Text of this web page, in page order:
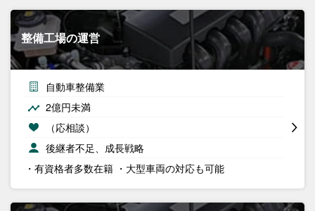
整備工場の運営
自動車整備業
2億円未満
（応相談）
後継者不足、成長戦略
・有資格者多数在籍 ・大型車両の対応も可能